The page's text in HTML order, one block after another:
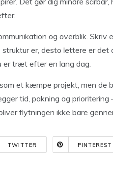
og overblik. Skriv
struktur er, desto lettere er
er træt efter en lang dag.
et kæmpe projekt, men de
tid, pakning og
flytningen ikke bare
TWITTER PINTEREST